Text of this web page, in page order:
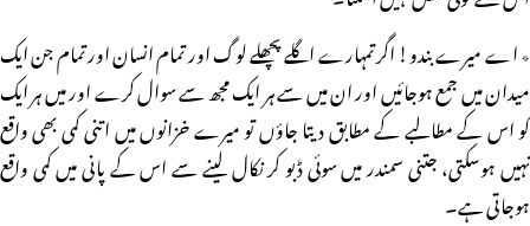
٭ اے میرے بندو! اگر تمہارے اگلے پچھلے لوگ اور تمام انسان اور تمام جن ایک
میدان میں جمع ہوجائیں اور ان میں سے ہر ایک مجھ سے سوال کرے اور میں ہر ایک
کو اس کے مطالبے کے مطابق دیتا جاؤں تو میرے خزانوں میں اتنی کمی بھی واقع
نہیں ہوسکتی، جتنی سمندر میں سوئی ڈبو کر نکال لینے سے اس کے پانی میں کمی واقع
ہوجاتی ہے۔